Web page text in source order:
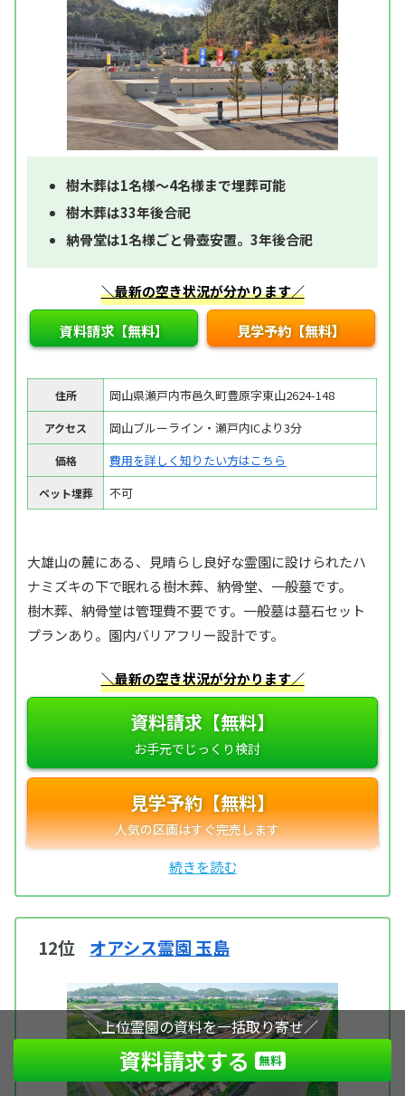
樹木葬は1名様～4名様まで埋葬可能
樹木葬は33年後合祀
納骨堂は1名様ごと骨壺安置。3年後合祀
＼最新の空き状況が分かります／
資料請求【無料】 見学予約【無料】
住所 岡山県瀬戸内市邑久町豊原字東山2624-148
アクセス 岡山ブルーライン・瀬戸内ICより3分
価格 費用を詳しく知りたい方はこちら
ペット埋葬 不可
大雄山の麓にある、見晴らし良好な霊園に設けられたハ
ナミズキの下で眠れる樹木葬、納骨堂、一般墓です。
樹木葬、納骨堂は管理費不要です。一般墓は墓石セット
プランあり。園内バリアフリー設計です。
＼最新の空き状況が分かります／
資料請求【無料】
見学予約【無料】
12位 オアシス霊園 玉島
＼上位霊園の資料を一括取り寄せ／
資料請求する 無料